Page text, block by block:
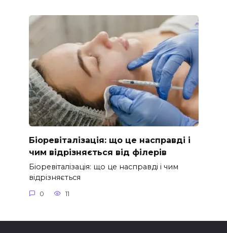
Біоревіталізація: що це насправді і
чим відрізняється від філерів
Біоревіталізація: що це насправді і чим
відрізняється
0 11